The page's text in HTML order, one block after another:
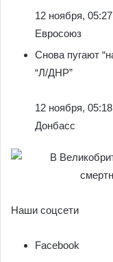
12 ноября, 05:27
Евросоюз
Снова пугают
“Л/ДНР”
12 ноября, 05:18
Донбасс
Наши соцсети
Facebook